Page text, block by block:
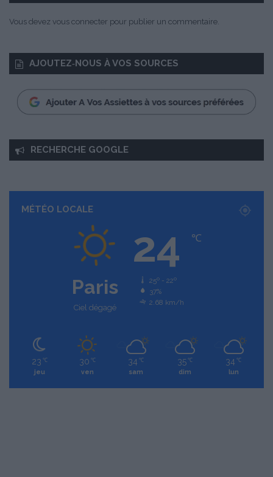
n
Vous devez vous connecter pour publier un commentaire.
AJOUTEZ‑NOUS À VOS SOURCES
RECHERCHE GOOGLE
MÉTÉO LOCALE
Paris
Ciel dégagé
24 ℃
25º - 22º
37%
2.68 km/h
23 ℃
jeu
30 ℃
ven
34 ℃
sam
35 ℃
dim
34 ℃
lun